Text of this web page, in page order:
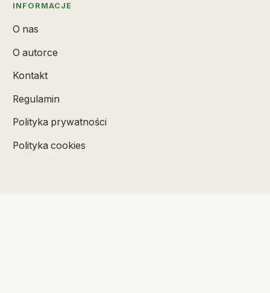
INFORMACJE
O nas
O autorce
Kontakt
Regulamin
Polityka prywatności
Polityka cookies